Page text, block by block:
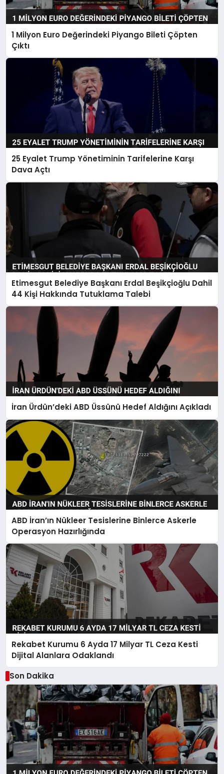
1 Milyon Euro Değerindeki Piyango Bileti Çöpten
Çıktı
25 Eyalet Trump Yönetiminin Tarifelerine Karşı
Dava Açtı
Etimesgut Belediye Başkanı Erdal Beşikçioğlu Dahil
44 Kişi Hakkında Tutuklama Talebi
İran Ürdün’deki ABD Üssünü Hedef Aldığını Açıkladı
ABD İran’ın Nükleer Tesislerine Binlerce Askerle
Operasyon Hazırlığında
Rekabet Kurumu 6 Ayda 17 Milyar TL Ceza Kesti
Dijital Alanlara Odaklandı
Son Dakika